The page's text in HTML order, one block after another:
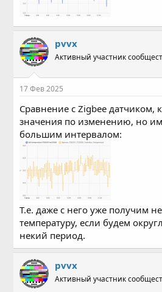
pvvx
Активный участник
17 Фев 2025
Сравнение с Zigbee датчиком,
значения по изменению, но
большим интервалом:
Т.е. даже с него уже получим
температуру, если будем
некий период.
pvvx
Активный участник